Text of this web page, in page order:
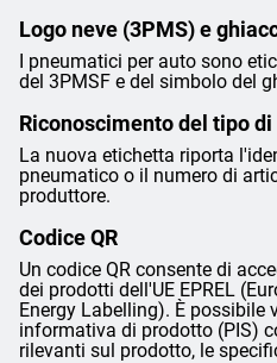
Logo neve (3PMS) e
I pneumatici per auto sono
del 3PMSF e del simbolo del
Riconoscimento del tipo
La nuova etichetta riporta
pneumatico o il numero di
produttore.
Codice QR
Un codice QR consente di
dei prodotti dell'UE EPREL
Energy Labelling). È possibile
informativa di prodotto (PIS)
rilevanti sul prodotto, le